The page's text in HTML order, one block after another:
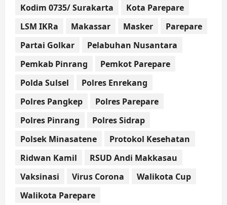
Kodim 0735/ Surakarta
Kota Parepare
LSM IKRa
Makassar Masker
Parepare
Partai Golkar
Pelabuhan Nusantara
Pemkab Pinrang
Pemkot Parepare
Polda Sulsel
Polres Enrekang
Polres Pangkep
Polres Parepare
Polres Pinrang
Polres Sidrap
Polsek Minasatene
Protokol Kesehatan
Ridwan Kamil
RSUD Andi Makkasau
Vaksinasi
Virus Corona
Walikota Cup
Walikota Parepare